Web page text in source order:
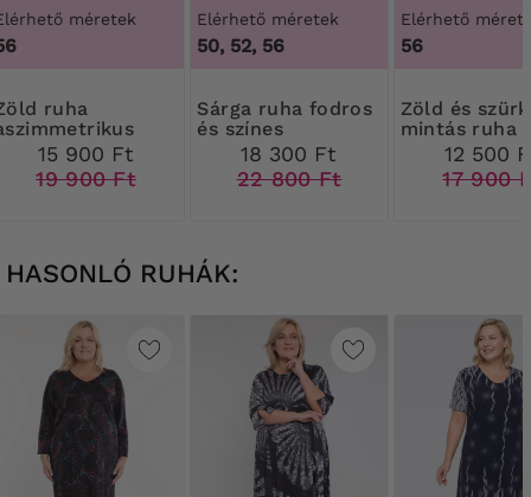
méretek
szegéllyel
15 900 Ft
19 900 Ft
Elérhető méretek
50, 52, 56
Sárga ruha fodros
és színes
mintákkal
18 300 Ft
22 800 Ft
Elérhető
56
Zöld és szürke
mintás ruha
díszítéssel
12 500
17 900
HASONLÓ RUHÁK: